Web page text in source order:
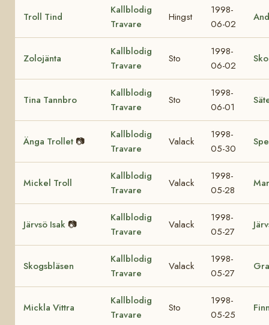
Troll Tind
Kallblodig
Travare
Hingst
1998-
06-02
Zolojänta
Kallblodig
Travare
Sto
1998-
06-02
Tina Tannbro
Kallblodig
Travare
Sto
1998-
06-01
Änga Trollet 📷
Kallblodig
Travare
Valack
1998-
05-30
Mickel Troll
Kallblodig
Travare
Valack
1998-
05-28
Järvsö Isak 📷
Kallblodig
Travare
Valack
1998-
05-27
Skogsbläsen
Kallblodig
Travare
Valack
1998-
05-27
Mickla Vittra
Kallblodig
Travare
Sto
1998-
05-25